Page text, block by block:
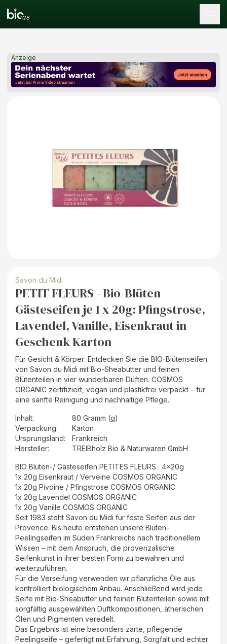
Anzeige
Savon du Midi
PETIT FLEURS - Bio-Blüten
Gästeseifen je 1 x 20g: Pfingstrose,
Lavendel, Vanille, Eisenkraut in
Geschenk Karton
Für Gesicht & Körper: Entdecken Sie die BIO-Blütenseifen
von Savon du Midi mit Bio-Sheabutter und feinen
Blütenteilen in vier wunderbaren Düften. COSMOS
ORGANIC zertifiziert, vegan und plastikfrei verpackt – für
eine sanfte Reinigung und nachhaltige Pflege.
Inhalt:
80 Gramm (g)
Verpackung:
Karton
Ursprungsland:
Frankreich
Hersteller: TREIBholz Bio & Naturwaren GmbH
BIO Blüten-/ Gästeseifen PETITES FLEURS · 4x20g
1x 20g Eisenkraut / Verveine COSMOS ORGANIC
1x 20g Pivoine / Pfingstrose COSMOS ORGANIC
1x 20g Lavendel COSMOS ORGANIC
1x 20g Vanille COSMOS ORGANIC
Seit 1983 steht Savon du Midi für feste Seifen aus der
Provence. Bis heute entstehen unsere Blüten-
Peelingseifen im Süden Frankreichs nach traditionellem
Wissen – mit dem Anspruch, die provenzalische
Seifenkunst in ihrer besten Form zu bewahren und
weiterzuführen.
Für die Verseifung verwenden wir pflanzliche Öle aus
kontrolliert biologischem Anbau. Anschließend wird jede
Seife mit Bio-Sheabutter und feinen Blütenteilen sowie mit
sorgfältig ausgewählten Duftkompositionen, ätherischen
Ölen und Pigmenten veredelt.
Das Ergebnis ist eine besonders zarte, pflegende
Peelingseife – gefertigt mit Erfahrung, Sorgfalt und echter